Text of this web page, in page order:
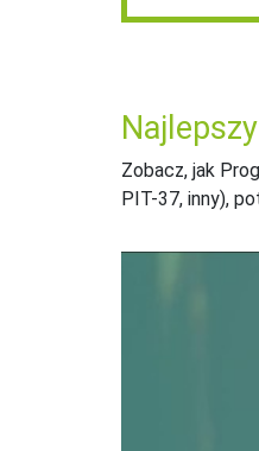
Zobacz, jak
PIT-37, inny),